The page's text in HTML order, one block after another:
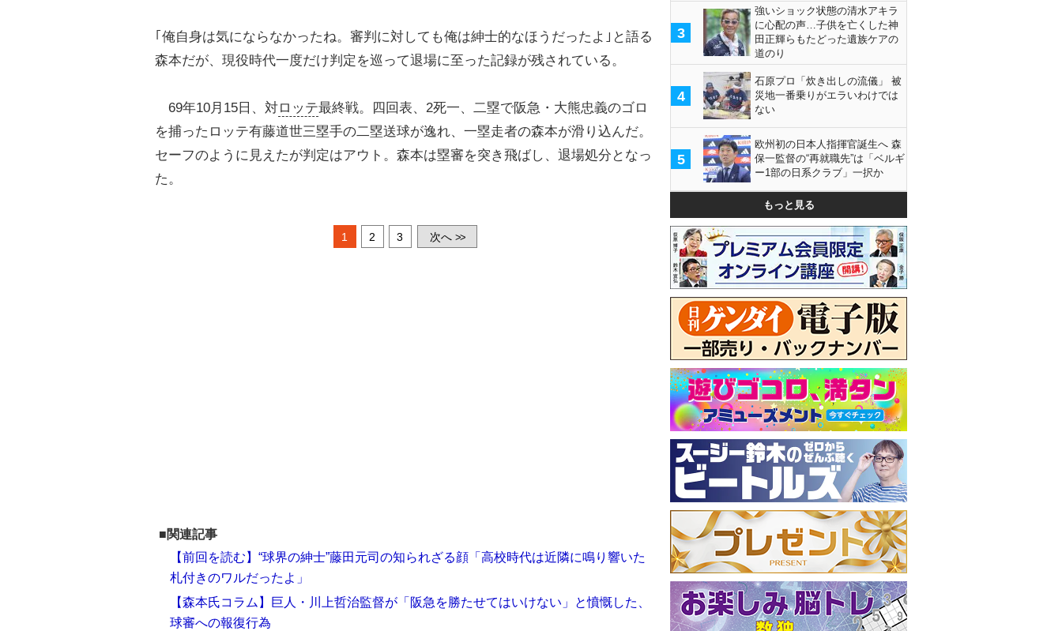
｢俺自身は気にならなかったね。審判に対しても俺は紳士的なほうだったよ｣と語る
森本だが、現役時代一度だけ判定を巡って退場に至った記録が残されている。
69年10月15日、対ロッテ最終戦。四回表、2死一、二塁で阪急・大熊忠義のゴロ
を捕ったロッテ有藤道世三塁手の二塁送球が逸れ、一塁走者の森本が滑り込んだ。
セーフのように見えたが判定はアウト。森本は塁審を突き飛ばし、退場処分となっ
た。
1 2 3 次へ >>
■関連記事
【前回を読む】“球界の紳士”藤田元司の知られざる顔「高校時代は近隣に鳴り響いた
札付きのワルだったよ」
【森本氏コラム】巨人・川上哲治監督が「阪急を勝たせてはいけない」と憤慨した、
球審への報復行為
3
強いショック状態の清水アキラ
に心配の声…子供を亡くした神
田正輝らもたどった遺族ケアの
道のり
4
石原プロ「炊き出しの流儀」 被
災地一番乗りがエラいわけでは
ない
5
欧州初の日本人指揮官誕生へ 森
保一監督の“再就職先”は「ベルギ
ー1部の日系クラブ」一択か
もっと見る